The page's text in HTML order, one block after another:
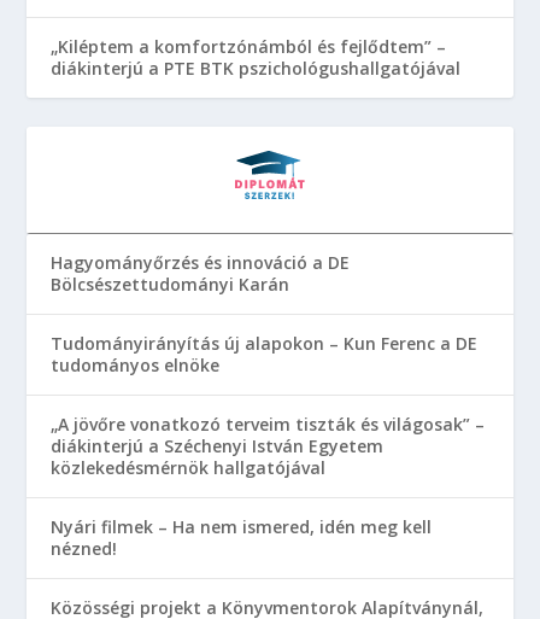
„Kiléptem a komfortzónámból és fejlődtem” –
diákinterjú a PTE BTK pszichológushallgatójával
Hagyományőrzés és innováció a DE
Bölcsészettudományi Karán
Tudományirányítás új alapokon – Kun Ferenc a DE
tudományos elnöke
„A jövőre vonatkozó terveim tiszták és világosak” –
diákinterjú a Széchenyi István Egyetem
közlekedésmérnök hallgatójával
Nyári filmek – Ha nem ismered, idén meg kell
nézned!
Közösségi projekt a Könyvmentorok Alapítványnál,